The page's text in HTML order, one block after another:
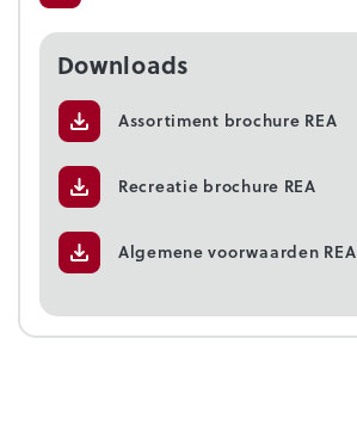
Downloads
Assortiment brochure REA
Recreatie brochure REA
Algemene voorwaarden REA